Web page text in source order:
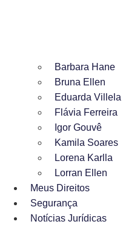
Barbara Hane
Bruna Ellen
Eduarda Villela
Flávia Ferreira
Igor Gouvê
Kamila Soares
Lorena Karlla
Lorran Ellen
Meus Direitos
Segurança
Notícias Jurídicas